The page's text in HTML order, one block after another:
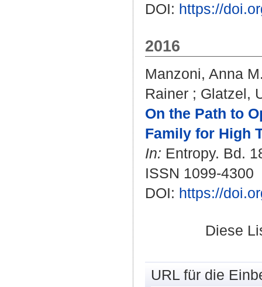
DOI: https://
2016
Manzoni, Anna
Rainer ; Glatzel,
On the Path to
Family for High
In: Entropy. Bd.
ISSN 1099-4300
DOI: https://
Diese
URL für die